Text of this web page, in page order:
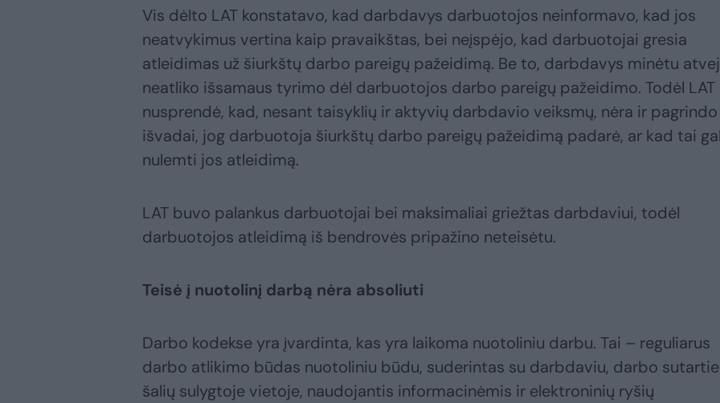
Vis dėlto LAT konstatavo, kad darbdavys darbuotojos neinformavo, kad jos
neatvykimus vertina kaip pravaikštas, bei neįspėjo, kad darbuotojai gresia
atleidimas už šiurkštų darbo pareigų pažeidimą. Be to, darbdavys minėtu
neatliko išsamaus tyrimo dėl darbuotojos darbo pareigų pažeidimo. Todėl LAT
nusprendė, kad, nesant taisyklių ir aktyvių darbdavio veiksmų, nėra ir pagrindo
išvadai, jog darbuotoja šiurkštų darbo pareigų pažeidimą padarė, ar kad tai
nulemti jos atleidimą.
LAT buvo palankus darbuotojai bei maksimaliai griežtas darbdaviui, todėl
darbuotojos atleidimą iš bendrovės pripažino neteisėtu.
Teisė į nuotolinį darbą nėra absoliuti
Darbo kodekse yra įvardinta, kas yra laikoma nuotoliniu darbu. Tai – reguliarus
darbo atlikimo būdas nuotoliniu būdu, suderintas su darbdaviu, darbo
šalių sulygtoje vietoje, naudojantis informacinėmis ir elektroninių ryšių